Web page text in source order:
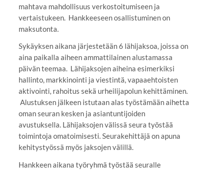
mahtava mahdollisuus verkostoitumiseen ja
vertaistukeen. Hankkeeseen osallistuminen on
maksutonta.
Sykäyksen aikana järjestetään 6 lähijaksoa, joissa on
aina paikalla aiheen ammattilainen alustamassa
päivän teemaa. Lähijaksojen aiheina esimerkiksi
hallinto, markkinointi ja viestintä, vapaaehtoisten
aktivointi, rahoitus sekä urheilijapolun kehittäminen.
Alustuksen jälkeen istutaan alas työstämään aihetta
oman seuran kesken ja asiantuntijoiden
avustuksella. Lähijaksojen välissä seura työstää
toimintoja omatoimisesti. Seurakehittäjä on apuna
kehitystyössä myös jaksojen välillä.
Hankkeen aikana työryhmä työstää seuralle